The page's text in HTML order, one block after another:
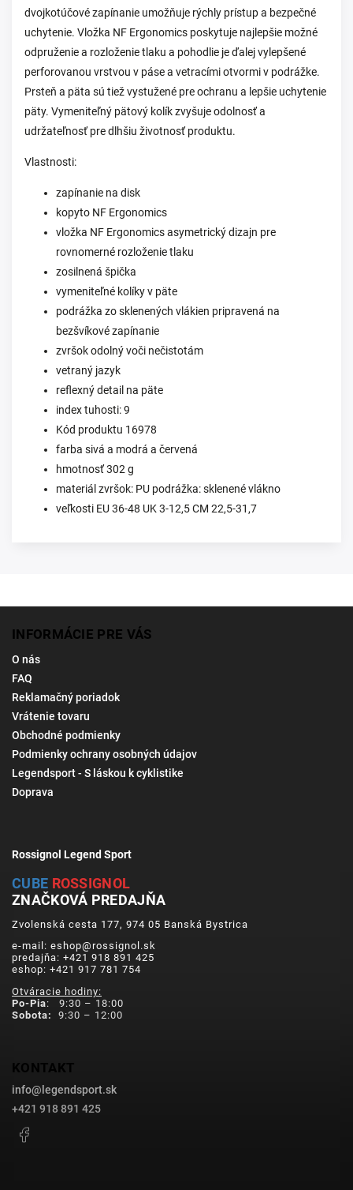
dvojkotúčové zapínanie umožňuje rýchly prístup a bezpečné
uchytenie. Vložka NF Ergonomics poskytuje najlepšie možné
odpruženie a rozloženie tlaku a pohodlie je ďalej vylepšené
perforovanou vrstvou v páse a vetracími otvormi v podrážke.
Prsteň a päta sú tiež vystužené pre ochranu a lepšie uchytenie
päty. Vymeniteľný pätový kolík zvyšuje odolnosť a
udržateľnosť pre dlhšiu životnosť produktu.
Vlastnosti:
zapínanie na disk
kopyto NF Ergonomics
vložka NF Ergonomics asymetrický dizajn pre
rovnomerné rozloženie tlaku
zosilnená špička
vymeniteľné kolíky v päte
podrážka zo sklenených vlákien pripravená na
bezšvíkové zapínanie
zvršok odolný voči nečistotám
vetraný jazyk
reflexný detail na päte
index tuhosti: 9
Kód produktu 16978
farba sivá a modrá a červená
hmotnosť 302 g
materiál zvršok: PU podrážka: sklenené vlákno
veľkosti EU 36-48 UK 3-12,5 CM 22,5-31,7
INFORMÁCIE PRE VÁS
O nás
FAQ
Reklamačný poriadok
Vrátenie tovaru
Obchodné podmienky
Podmienky ochrany osobných údajov
Legendsport - S láskou k cyklistike
Doprava
Rossignol Legend Sport
CUBE ROSSIGNOL
ZNAČKOVÁ PREDAJŇA
Zvolenská cesta 177, 974 05 Banská Bystrica
e-mail: eshop@rossignol.sk
predajňa: +421 918 891 425
eshop: +421 917 781 754
Otváracie hodiny:
Po-Pia: 9:30 – 18:00
Sobota:
9:30 – 12:00
KONTAKT
info@ legendsport.sk
+421 918 891 425